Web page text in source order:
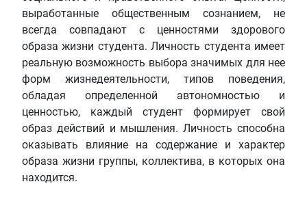
выработанные общественным сознанием, не
всегда совпадают с ценностями здорового
образа жизни студента. Личность студента имеет
реальную возможность выбора значимых для нее
форм жизнедеятельности, типов поведения,
обладая определенной автономностью и
ценностью, каждый студент формирует свой
образ действий и мышления. Личность способна
оказывать влияние на содержание и характер
образа жизни группы, коллектива, в которых она
находится.